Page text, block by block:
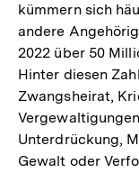
kümmern sich
andere
2022 über 50
Hinter diesen
Zwangsheirat,
Unterdrückung,
Gewalt oder